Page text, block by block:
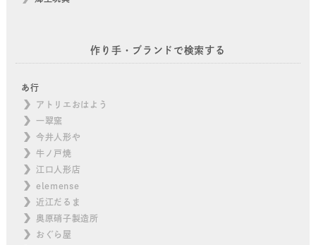
作り手・ブランドで検索する
あ行
アトリエおはよう
一翠窯
今井人形や
牛ノ戸焼
江口人形店
elemense
近江だるま
奥原硝子製造所
おぐら屋